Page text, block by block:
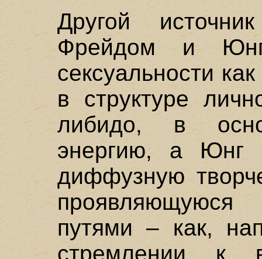
Другой
Фрейдом и
сексуальности
в структуре
либидо, в
энергию, а Юнг
диффузную
путями – как,
стремлении к